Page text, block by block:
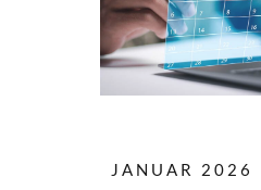
JANUAR 2026